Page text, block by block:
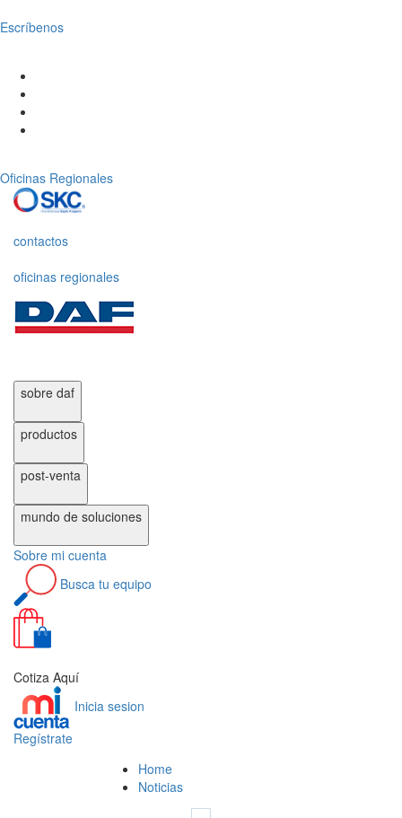
Escríbenos
Oficinas Regionales
contactos
oficinas regionales
sobre daf
productos
post-venta
mundo de soluciones
Sobre mi cuenta
Busca tu equipo
Cotiza Aquí
Inicia sesion
Regístrate
Home
Noticias